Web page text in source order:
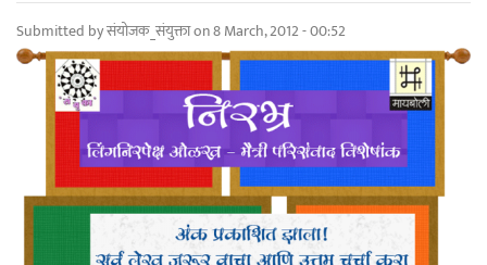
Submitted byसंयोजक_संयुक्ताon 8 March, 2012 - 00:52